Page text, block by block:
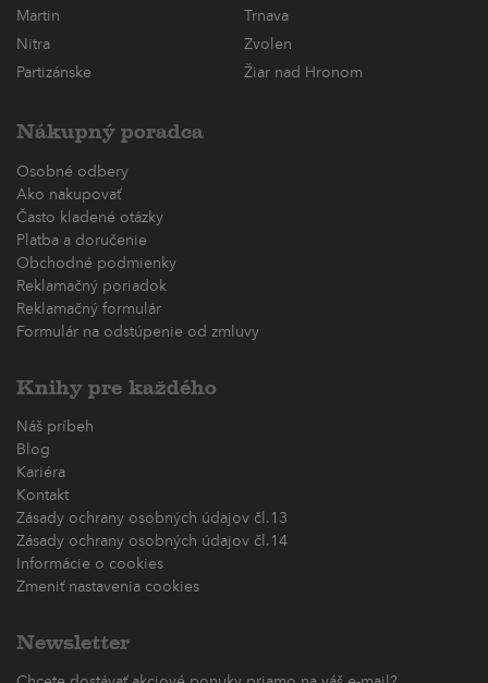
Martin
Trnava
Nitra
Zvolen
Partizánske
Žiar nad Hronom
Nákupný poradca
Osobné odbery
Ako nakupovať
Často kladené otázky
Platba a doručenie
Obchodné podmienky
Reklamačný poriadok
Reklamačný formulár
Formulár na odstúpenie od zmluvy
Knihy pre každého
Náš príbeh
Blog
Kariéra
Kontakt
Zásady ochrany osobných údajov čl.13
Zásady ochrany osobných údajov čl.14
Informácie o cookies
Zmeniť nastavenia cookies
Newsletter